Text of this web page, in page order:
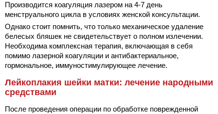
Производится коагуляция лазером на 4-7 день
менструального цикла в условиях женской консультации.
Однако стоит помнить, что только механическое удаление
белесых бляшек не свидетельствует о полном излечении.
Необходима комплексная терапия, включающая в себя
помимо лазерной коагуляции и антибактериальное,
гормональное, иммуностимулирующее лечение.
Лейкоплакия шейки матки: лечение народными
средствами
После проведения операции по обработке поврежденной